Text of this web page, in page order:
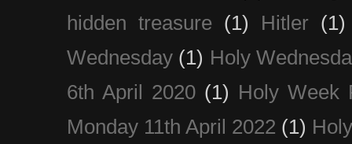
hidden treasure
(1) Hitler
(1)
Wednesday (1) Holy
6th April 2020 (1) Holy Week
Monday 11th April 2022 (1)